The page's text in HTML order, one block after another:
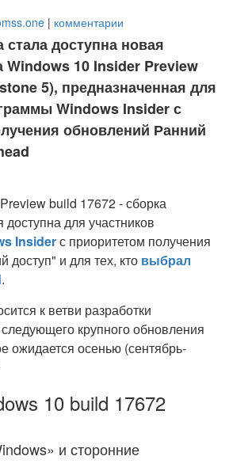
| комментарии
стала доступна новая
Windows 10 Insider Preview
5), предназначенная для
Windows Insider с
обновлений Ранний
build 17672 - сборка
для участников
Insiderс приоритетом получения
доступ" и для тех, кто выбрал
.
к ветви разработки
крупного обновления
ожидается осенью (сентябрь-
10 build 17672
и сторонние